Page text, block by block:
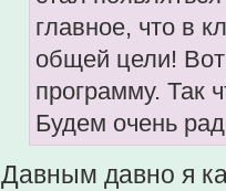
главное, что в
общей цели!
программу. Так
Будем очень
Давным давно я